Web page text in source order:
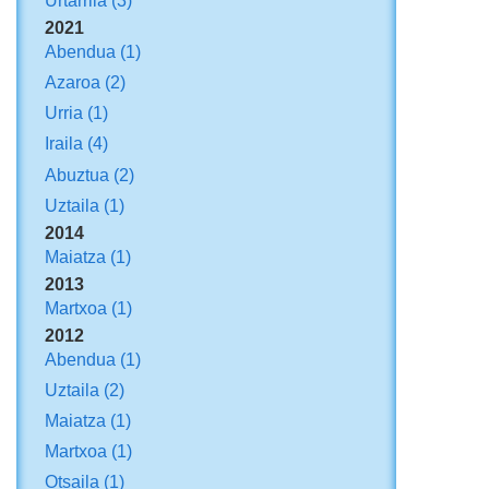
2021
Abendua (1)
Azaroa (2)
Urria (1)
Iraila (4)
Abuztua (2)
Uztaila (1)
2014
Maiatza (1)
2013
Martxoa (1)
2012
Abendua (1)
Uztaila (2)
Maiatza (1)
Martxoa (1)
Otsaila (1)